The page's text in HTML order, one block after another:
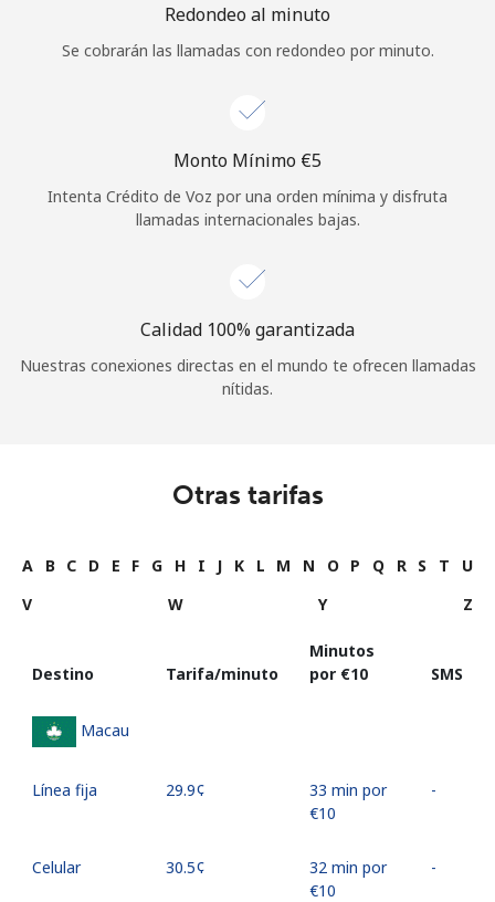
Redondeo al minuto
Se cobrarán las llamadas con redondeo por minuto.
Monto Mínimo ⁦€5⁩
Intenta Crédito de Voz por una orden mínima y disfruta
llamadas internacionales bajas.
Calidad 100% garantizada
Nuestras conexiones directas en el mundo te ofrecen llamadas
nítidas.
Otras tarifas
A B C D E F G H I J K L M N O P Q R S T
U
V
W Y Z
Destino Tarifa/minuto
Minutos
por ⁦€10⁩
SMS
Macau
Línea fija ⁦29.9¢⁩
33 min por
⁦€10⁩
-
Celular ⁦30.5¢⁩
32 min por
⁦€10⁩
-